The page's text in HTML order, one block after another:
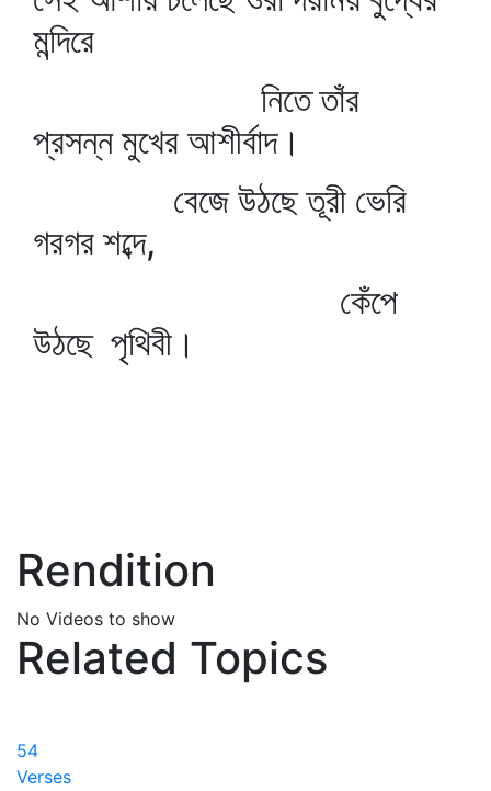
মন্দিরে
নিতে তাঁর
প্রসন্ন মুখের আশীর্বাদ।
বেজে উঠছে তূরী ভেরি
গরগর শব্দে,
কেঁপে
উঠছে পৃথিবী।
Rendition
No Videos to show
Related Topics
54
Verses